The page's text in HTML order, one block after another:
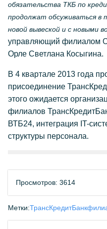
обязательства ТКБ по
продолжат обсуживаться в
новой вывеской и с новыми
управляющий филиалом
Орле Светлана Косыгина.
В 4 квартале 2013 года
присоединение
этого ожидается
филиалов
ВТБ24, интеграция IT-
структуры персонала.
Просмотров: 3614
Метки:ТрансКредитБанк